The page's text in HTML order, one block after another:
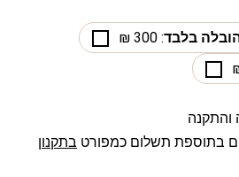
בלבד: 300 ₪
והתקנה
בתוספת תשלום כמפורט בתקנון